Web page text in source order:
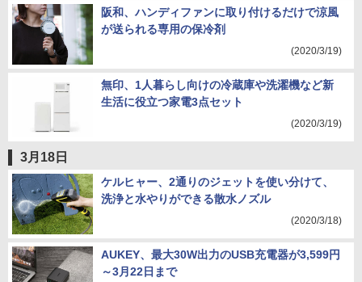
阪和、ハンディファンに取り付けるだけで涼風
が送られる専用の保冷剤
(2020/3/19)
無印、1人暮らし向けの冷蔵庫や洗濯機など新
生活に役立つ家電3点セット
(2020/3/19)
3月18日
ケルヒャー、2通りのジェットを使い分けて、
洗浄と水やりができる散水ノズル
(2020/3/18)
AUKEY、最大30W出力のUSB充電器が3,599円
～3月22日まで